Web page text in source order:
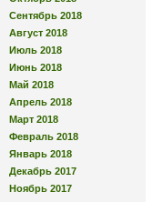
Сентябрь 2018
Август 2018
Июль 2018
Июнь 2018
Май 2018
Апрель 2018
Март 2018
Февраль 2018
Январь 2018
Декабрь 2017
Ноябрь 2017